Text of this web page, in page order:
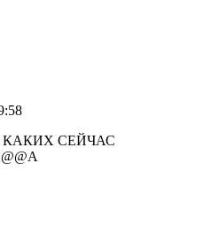
СЕЙЧАС